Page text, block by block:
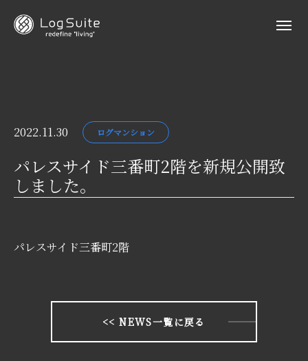
2022.11.30 ログマンション
パレスサイド三番町2階を新規公開致
しました。
パレスサイド三番町2階
<< NEWS一覧に戻る